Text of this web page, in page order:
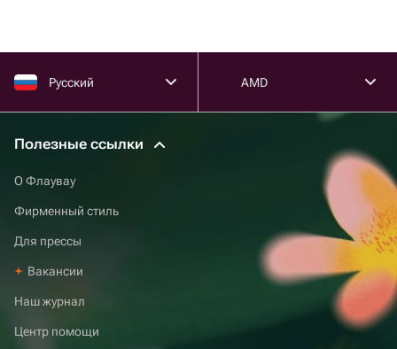
Русский AMD
Полезные ссылки
О Флаувау
Фирменный стиль
Для прессы
Вакансии
Наш журнал
Центр помощи